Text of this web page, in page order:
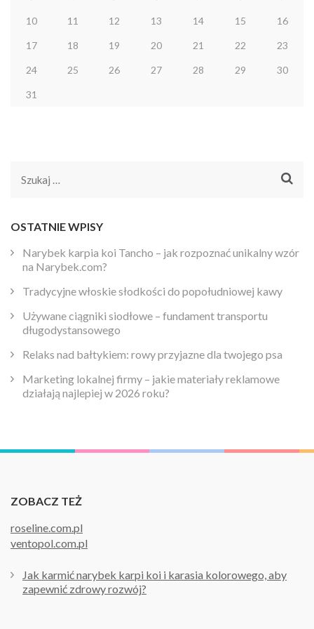
10 11 12 13 14 15 16
17 18 19 20 21 22 23
24 25 26 27 28 29 30
31
Szukaj:
OSTATNIE WPISY
Narybek karpia koi Tancho – jak rozpoznać unikalny wzór
na Narybek.com?
Tradycyjne włoskie słodkości do popołudniowej kawy
Używane ciągniki siodłowe – fundament transportu
długodystansowego
Relaks nad bałtykiem: rowy przyjazne dla twojego psa
Marketing lokalnej firmy – jakie materiały reklamowe
działają najlepiej w 2026 roku?
ZOBACZ TEŻ
roseline.com.pl
ventopol.com.pl
Jak karmić narybek karpi koi i karasia kolorowego, aby
zapewnić zdrowy rozwój?